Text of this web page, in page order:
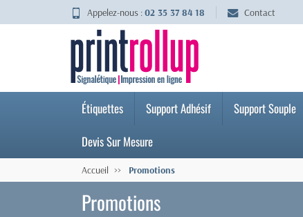
Appelez-nous :02 35 37 84 18 Contact
Étiquettes Support Adhésif Support Souple
Devis Sur Mesure
Accueil Promotions
Promotions